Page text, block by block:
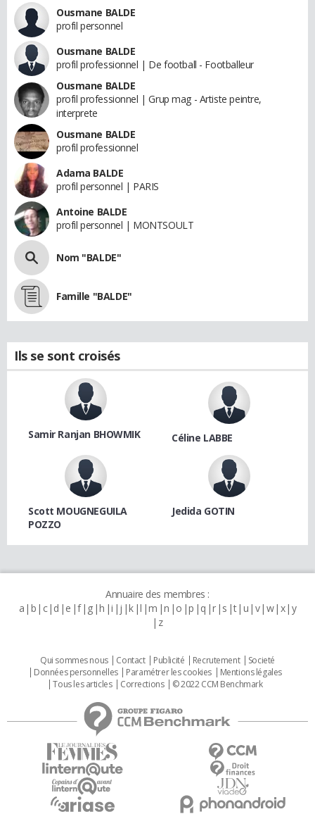
Ousmane BALDE
profil personnel
Ousmane BALDE
profil professionnel | De football - Footballeur
Ousmane BALDE
profil professionnel | Grup mag - Artiste peintre,
interprete
Ousmane BALDE
profil professionnel
Adama BALDE
profil personnel | PARIS
Antoine BALDE
profil personnel | MONTSOULT
Nom "BALDE"
Famille "BALDE"
Ils se sont croisés
Samir Ranjan BHOWMIK Céline LABBE
Scott MOUGNEGUILA
POZZO
Jedida GOTIN
Annuaire des membres :
a b c d e f g h i j k l m n o p q r s t u v w x y
z
Qui sommes nous Contact Publicité Recrutement
Societé
Données personnelles
Paramétrer les cookies
Mentions légales
Tous les articles
Corrections © 2022 CCM Benchmark